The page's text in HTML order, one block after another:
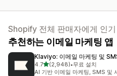
Shopify 전체 판매자에게 인기
추천하는 이메일 마케팅 앱
Klaviyo: 이메일 마케팅 및
4.7별 5개 중
(2,948)
총 리뷰 2948개
•무료 설치
AI 기반 이메일 마케팅, SMS 및